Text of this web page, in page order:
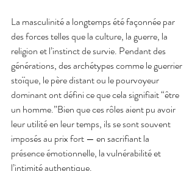
La masculinité a longtemps été façonnée par
des forces telles que la culture, la guerre, la
religion et l’instinct de survie. Pendant des
générations, des archétypes comme le guerrier
stoïque, le père distant ou le pourvoyeur
dominant ont défini ce que cela signifiait “être
un homme.”Bien que ces rôles aient pu avoir
leur utilité en leur temps, ils se sont souvent
imposés au prix fort — en sacrifiant la
présence émotionnelle, la vulnérabilité et
l’intimité authentique.